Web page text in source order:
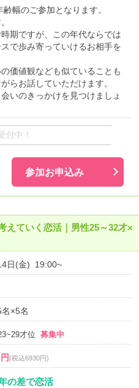
幅のご参加となります。
期ですが、この年代ならでは
で歩み寄っていけるお相手を
価値観なども似ていることも
らお話していただけます。
いのきっかけを見つけましょ
付中！
参加お申込み
えていく恋活｜男性25～32才×
日(金) 19:00~
×5名
才位 募集中
(税込6930円)
の差で恋活